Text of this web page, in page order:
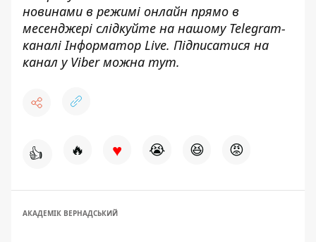
новинами в режимі онлайн прямо в
месенджері слідкуйте на нашому Telegram-
каналіІнформатор Live. Підписатися на
канал у Viber можна тут.
👍 🔥 ♥ 😭 😆 😡
АКАДЕМІК ВЕРНАДСЬКИЙ